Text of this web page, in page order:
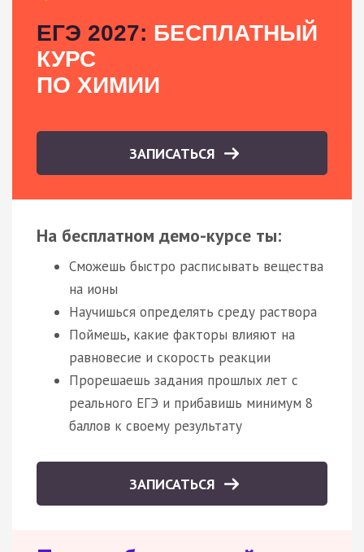
ЕГЭ 2027: БЕСПЛАТНЫЙ
КУРС
ПО ХИМИИ
ЗАПИСАТЬСЯ
На бесплатном демо-курсе ты:
Сможешь быстро расписывать вещества
на ионы
Научишься определять среду раствора
Поймешь, какие факторы влияют на
равновесие и скорость реакции
Прорешаешь задания прошлых лет с
реального ЕГЭ и прибавишь минимум 8
баллов к своему результату
ЗАПИСАТЬСЯ